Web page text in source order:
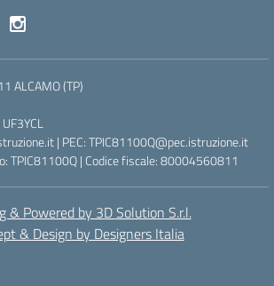
ALCAMO (TP)
| PEC: TPIC81100Q@pec.istruzione.it
TPIC81100Q | Codice fiscale: 80004560811
& Powered by 3D Solution S.r.l.
& Design by Designers Italia